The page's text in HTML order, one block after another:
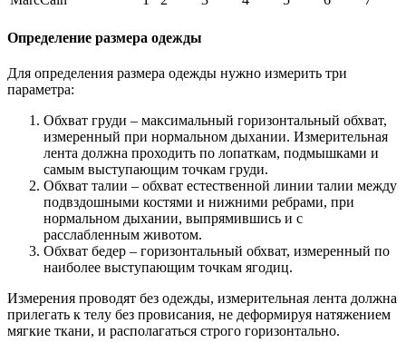
Определение размера одежды
Для определения размера одежды нужно измерить три
параметра:
Обхват груди – максимальный горизонтальный обхват,
измеренный при нормальном дыхании. Измерительная
лента должна проходить по лопаткам, подмышками и
самым выступающим точкам груди.
Обхват талии – обхват естественной линии талии между
подвздошными костями и нижними ребрами, при
нормальном дыхании, выпрямившись и с
расслабленным животом.
Обхват бедер – горизонтальный обхват, измеренный по
наиболее выступающим точкам ягодиц.
Измерения проводят без одежды, измерительная лента должна
прилегать к телу без провисания, не деформируя натяжением
мягкие ткани, и располагаться строго горизонтально.